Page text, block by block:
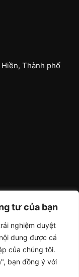
tư của bạn
nghiệm duyệt
dung được cá
của chúng tôi.
bạn đồng ý với
Thành phố